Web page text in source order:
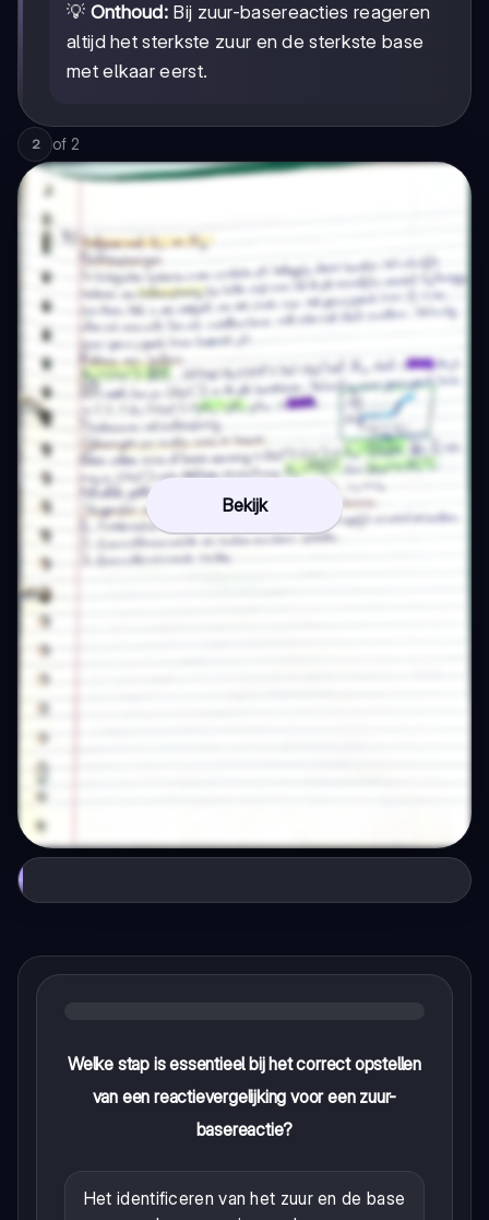
💡 Onthoud: Bij zuur-basereacties reageren
altijd het sterkste zuur en de sterkste base
met elkaar eerst.
2 of 2
Bekijk
Welke stap is essentieel bij het correct opstellen
van een reactievergelijking voor een zuur-
basereactie?
Het identificeren van het zuur en de base